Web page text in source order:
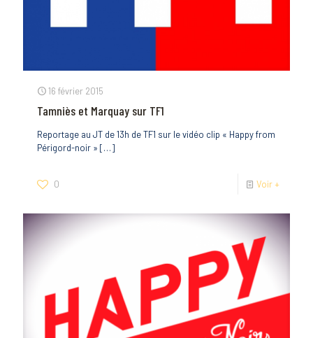
16 février 2015
Tamniès et Marquay sur TF1
Reportage au JT de 13h de TF1 sur le vidéo clip « Happy from
Périgord-noir » […]
0 Voir +